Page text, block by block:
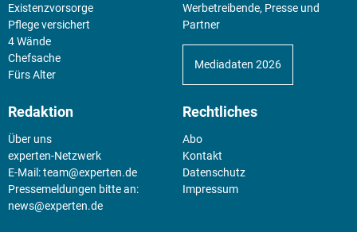
Existenz­vorsorge
Pflege versichert
4 Wände
Chefsache
Fürs Alter
Werbetreibende, Presse und
Partner
Mediadaten 2026
Redaktion
Über uns
experten-Netzwerk
E-Mail:team@experten.de
Pressemeldungen bitte an:
news@experten.de
Rechtliches
Abo
Kontakt
Datenschutz
Impressum